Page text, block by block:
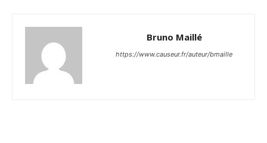
Bruno Maillé
https://www.causeur.fr/auteur/bmaille